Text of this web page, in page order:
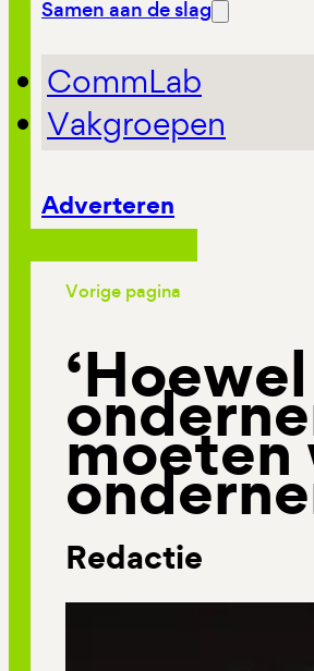
Samen aan de slag
CommLab
Vakgroepen
Adverteren
Vorige pagina
moeten
Redactie